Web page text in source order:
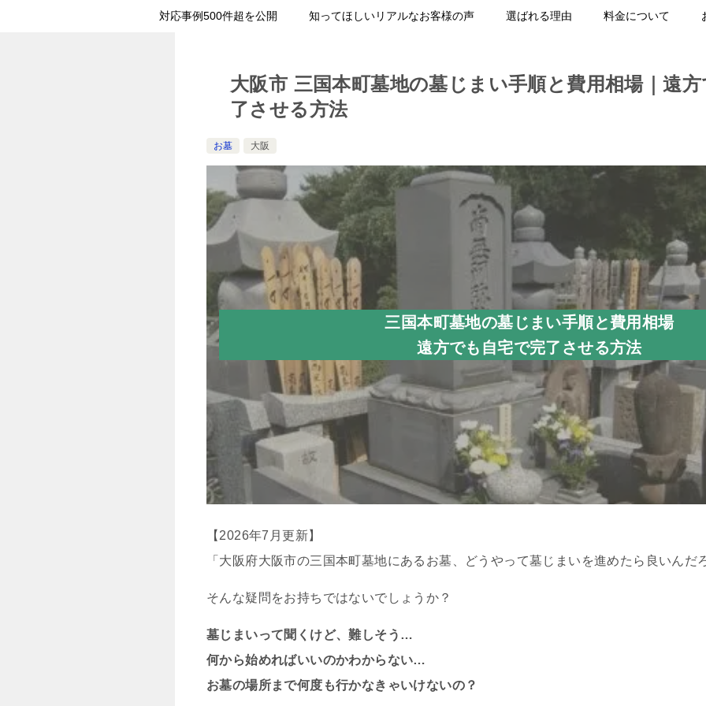
対応事例500件超を公開 知ってほしいリアルなお客様の声 選ばれる理由 料金について
大阪市 三国本町墓地の墓じまい手順と費用相場｜遠
了させる方法
お墓 大阪
三国本町墓地の墓じまい手順と費用相場
遠方でも自宅で完了させる方法
【2026年7月更新】
「大阪府大阪市の三国本町墓地にあるお墓、どうやって墓じまいを進めたら良いん
そんな疑問をお持ちではないでしょうか？
墓じまいって聞くけど、難しそう…
何から始めればいいのかわからない…
お墓の場所まで何度も行かなきゃいけないの？